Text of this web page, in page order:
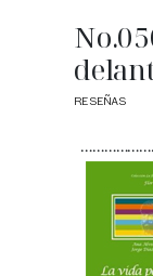
RESEÑAS